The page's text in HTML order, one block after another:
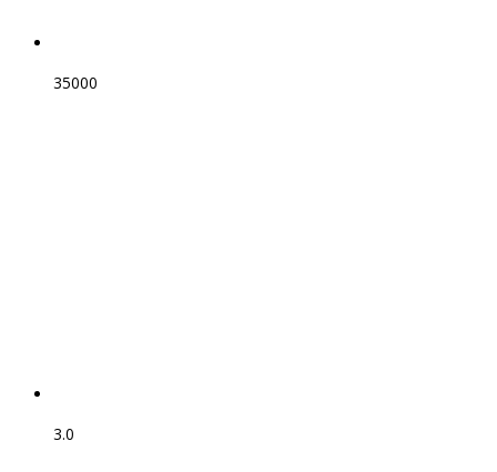
35000
3.0